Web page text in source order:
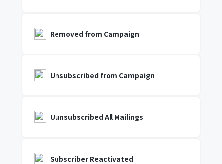
Removed from Campaign
Unsubscribed from Campaign
Uunsubscribed All Mailings
Subscriber Reactivated